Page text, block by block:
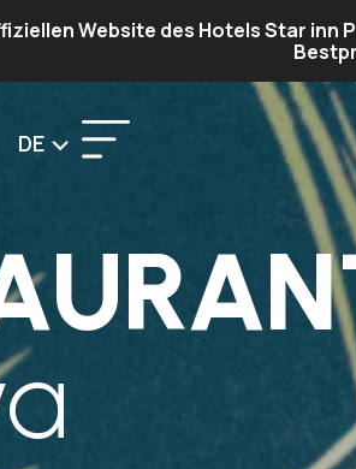
Website des Hotels Star inn
DE